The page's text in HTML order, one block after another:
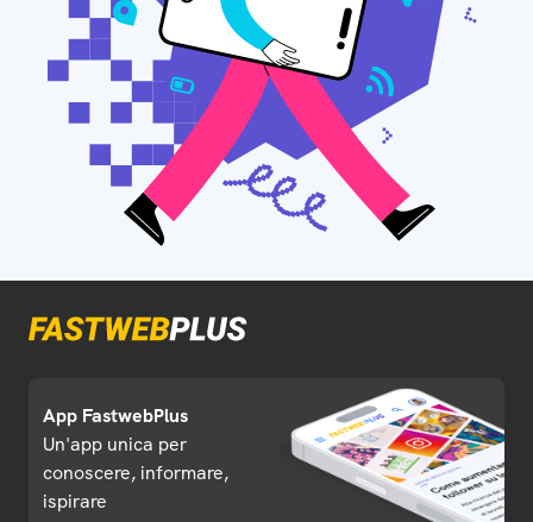
App FastwebPlus
Un'app unica per
conoscere, informare,
ispirare